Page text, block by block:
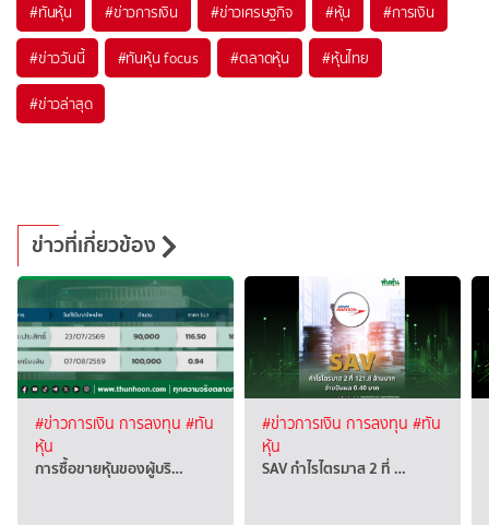
#ทันหุ้น #ข่าวการเงิน #ข่าวเศรษฐกิจ #หุ้น #การเงิน
#ข่าววันนี้ #ทันหุ้น focus #ตลาดหุ้น #หุ้นไทย
#ข่าวล่าสุด
ข่าวที่เกี่ยวข้อง
#ข่าวการเงิน การลงทุน #ทัน
หุ้น
การซื้อขายหุ้นของผู้บริ…
#ข่าวการเงิน การลงทุน #ทัน
หุ้น
SAV กำไรไตรมาส 2 ที่ …